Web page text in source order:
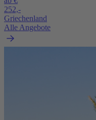
252,-
Griechenland
Alle Angebote